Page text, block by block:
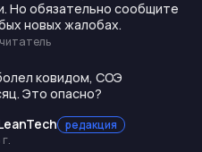
Но обязательно сообщите
новых жалобах.
читатель
ковидом, СОЭ
Это опасно?
редакция